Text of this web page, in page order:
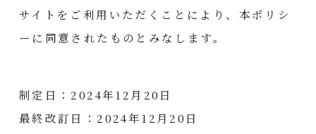
サイトをご利用いただくことにより、本ポリシ
ーに同意されたものとみなします。
制定日：2024年12月20日
最終改訂日：2024年12月20日